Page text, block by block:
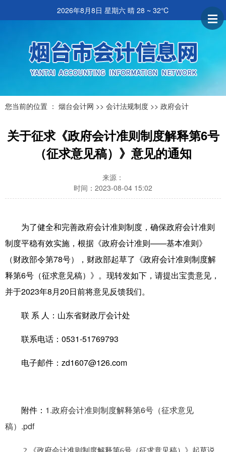
2026年8月8日 星期六 晴 28 ~ 32℃
您当前的位置 ： 烟台会计网 >> 会计法规制度 >> 政府会计
关于征求《政府会计准则制度解释第6号
（征求意见稿）》意见的通知
来源：
时间：2023-08-04 15:02
为了健全和完善政府会计准则制度，确保政府会计准则
制度平稳有效实施，根据《政府会计准则——基本准则》
（财政部令第78号），财政部起草了《政府会计准则制度解
释第6号（征求意见稿）》。现转发如下，请提出宝贵意见，
并于2023年8月20日前将意见反馈我们。
联 系 人：山东省财政厅会计处
联系电话：0531-51769793
电子邮件：zd1607@126.com
附件： 1.政府会计准则制度解释第6号（征求意见
稿）.pdf